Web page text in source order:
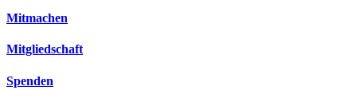
Mitmachen
Mitgliedschaft
Spenden